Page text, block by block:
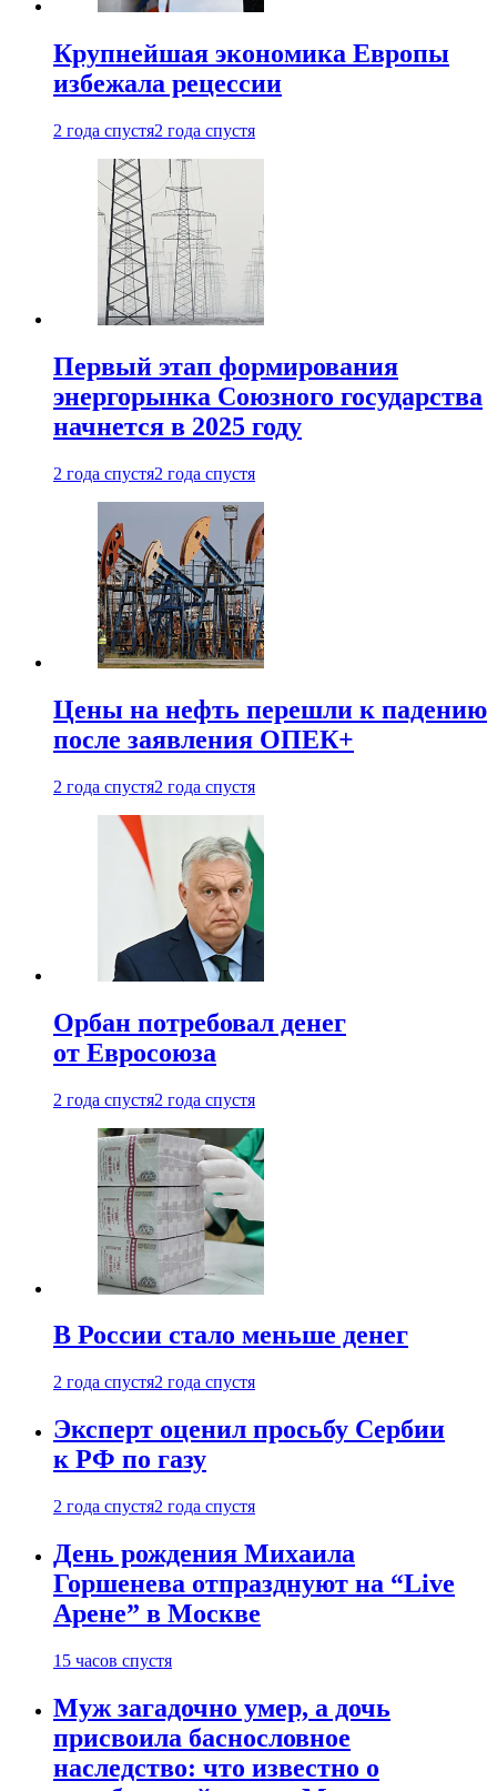
Крупнейшая экономика Европы
избежала рецессии
2 года спустя2 года спустя
Первый этап формирования
энергорынка Союзного государства
начнется в 2025 году
2 года спустя2 года спустя
Цены на нефть перешли к падению
после заявления ОПЕК+
2 года спустя2 года спустя
Орбан потребовал денег
от Евросоюза
2 года спустя2 года спустя
В России стало меньше денег
2 года спустя2 года спустя
Эксперт оценил просьбу Сербии
к РФ по газу
2 года спустя2 года спустя
День рождения Михаила
Горшенева отпразднуют на “Live
Арене” в Москве
15 часов спустя
Муж загадочно умер, а дочь
присвоила баснословное
наследство: что известно о